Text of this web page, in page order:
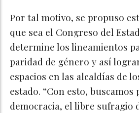
Por tal motivo, se propuso
que sea el Congreso del
determine los lineamientos
paridad de género y así
espacios en las alcaldías de
estado. “Con esto,
democracia, el libre sufragio